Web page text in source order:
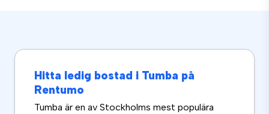
Hitta ledig bostad i Tumba på
Rentumo
Tumba är en av Stockholms mest populära